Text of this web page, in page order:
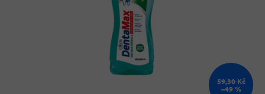
59,30 Kč
–49 %